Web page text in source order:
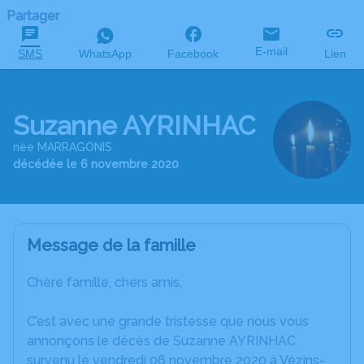
Partager
SMS WhatsApp Facebook E-mail Lien
Suzanne AYRINHAC
née MARRAGONIS
décédée le 6 novembre 2020
Message de la famille
Chère famille, chers amis,
C’est avec une grande tristesse que nous vous
annonçons le décès de Suzanne AYRINHAC
survenu le vendredi 06 novembre 2020 à Vézins-